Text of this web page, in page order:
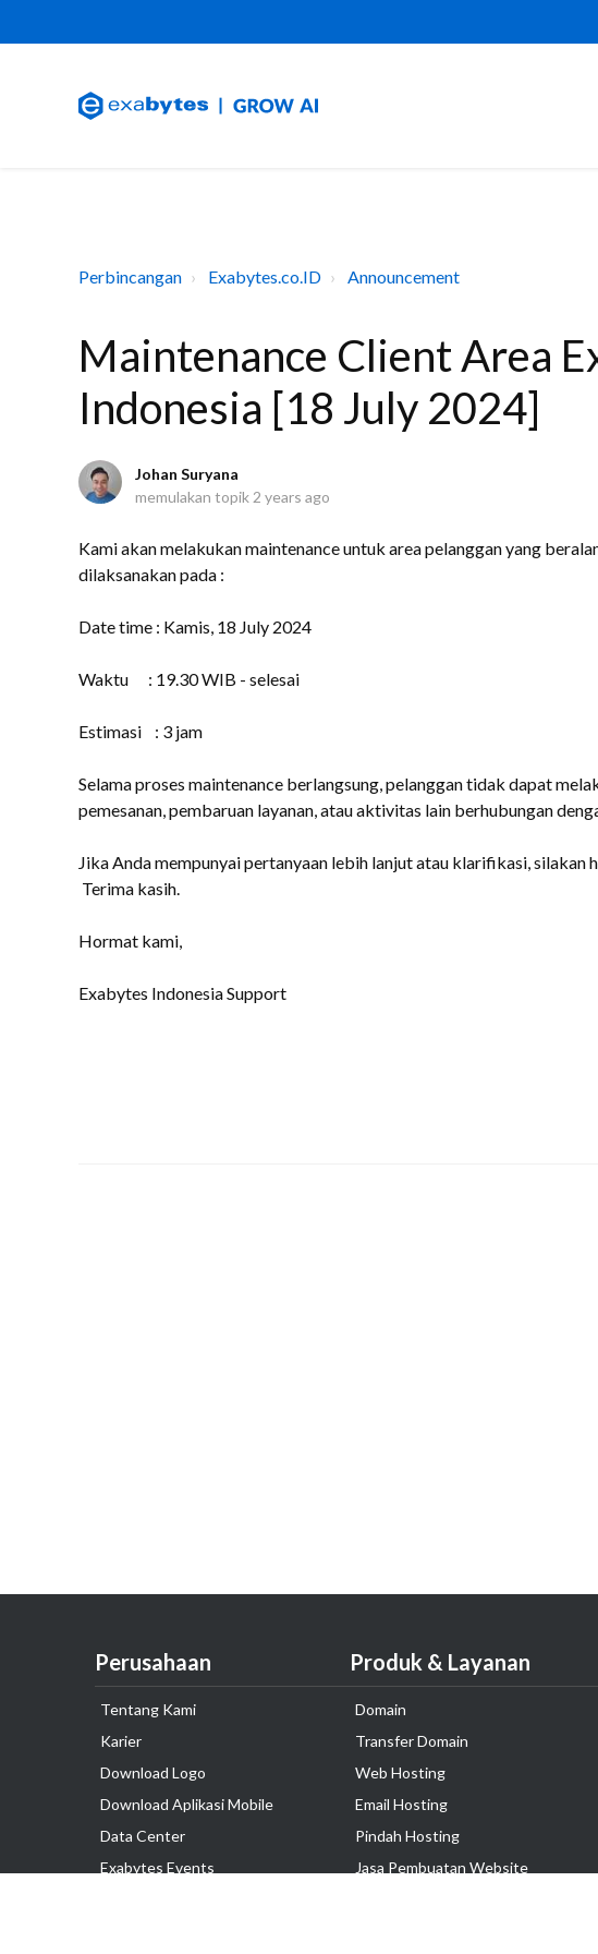
Perbincangan Exabytes.co.ID Announcement
Maintenance Client Area
Indonesia [18 July 2024]
Johan Suryana
memulakan topik 2 years ago
Kami akan melakukan maintenance untuk area pelanggan yang
dilaksanakan pada :
Date time : Kamis, 18 July 2024
Waktu : 19.30 WIB - selesai
Estimasi : 3 jam
Selama proses maintenance berlangsung, pelanggan tidak dapat
pemesanan, pembaruan layanan, atau aktivitas lain berhubungan
Jika Anda mempunyai pertanyaan lebih lanjut atau klarifikasi,
Terima kasih.
Hormat kami,
Exabytes Indonesia Support
Perusahaan
Tentang Kami
Karier
Download Logo
Download Aplikasi Mobile
Data Center
Exabytes Events
Produk & Layanan
Domain
Transfer Domain
Web Hosting
Email Hosting
Pindah Hosting
Jasa Pembuatan Website